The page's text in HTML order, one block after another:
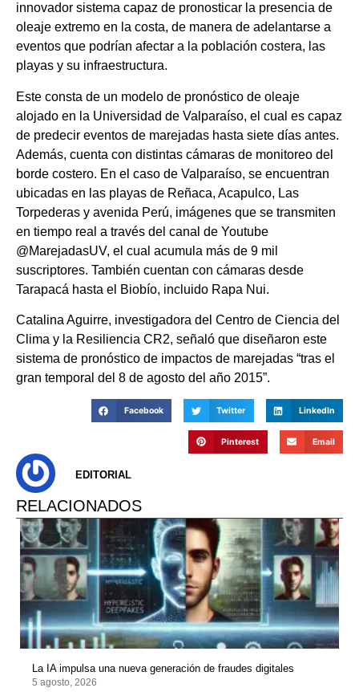
innovador sistema capaz de pronosticar la presencia de
oleaje extremo en la costa, de manera de adelantarse a
eventos que podrían afectar a la población costera, las
playas y su infraestructura.
Este consta de un modelo de pronóstico de oleaje
alojado en la Universidad de Valparaíso, el cual es capaz
de predecir eventos de marejadas hasta siete días antes.
Además, cuenta con distintas cámaras de monitoreo del
borde costero. En el caso de Valparaíso, se encuentran
ubicadas en las playas de Reñaca, Acapulco, Las
Torpederas y avenida Perú, imágenes que se transmiten
en tiempo real a través del canal de Youtube
@MarejadasUV, el cual acumula más de 9 mil
suscriptores. También cuentan con cámaras desde
Tarapacá hasta el Biobío, incluido Rapa Nui.
Catalina Aguirre, investigadora del Centro de Ciencia del
Clima y la Resiliencia CR2, señaló que diseñaron este
sistema de pronóstico de impactos de marejadas “tras el
gran temporal del 8 de agosto del año 2015”.
Facebook Twitter LinkedIn
Pinterest Email
EDITORIAL
RELACIONADOS
La IA impulsa una nueva generación de fraudes digitales
5 agosto, 2026